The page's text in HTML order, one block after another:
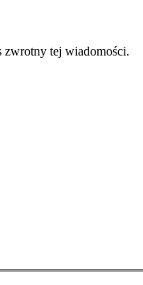
zwrotny tej wiadomości.